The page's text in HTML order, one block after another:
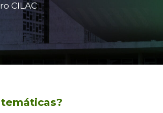
CILAC